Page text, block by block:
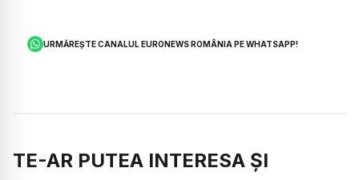
URMĂREȘTE CANALUL EURONEWS ROMÂNIA PE WHATSAPP!
TE-AR PUTEA INTERESA ȘI